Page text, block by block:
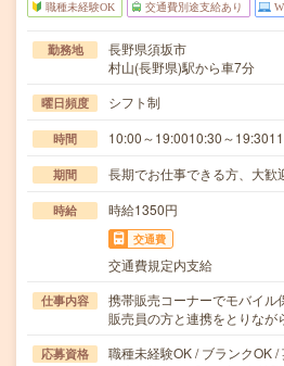
職種未経験OK 交通費別途支給あり
勤務地
長野県須坂市
村山(長野県)駅から車7分
曜日頻度 シフト制
時間 10:00～19:0010:30～
期間 長期でお仕事できる方、大歓
時給 時給1350円
交通費
交通費規定内支給
仕事内容
携帯販売コーナーでモバイ
販売員の方と連携をとりな
応募資格
職種未経験OK / ブランクOK /